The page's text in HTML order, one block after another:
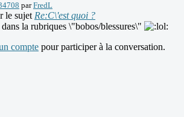
parFredL
le sujet Re:C\'est quoi ?
la rubriques \"bobos/blessures\"
compte pour participer à la conversation.